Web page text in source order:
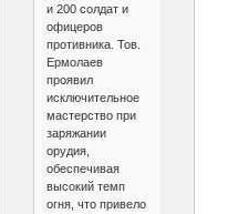
и 200 солдат и
офицеров
противника. Тов.
Ермолаев
проявил
исключительное
мастерство при
заряжании
орудия,
обеспечивая
высокий темп
огня, что привело